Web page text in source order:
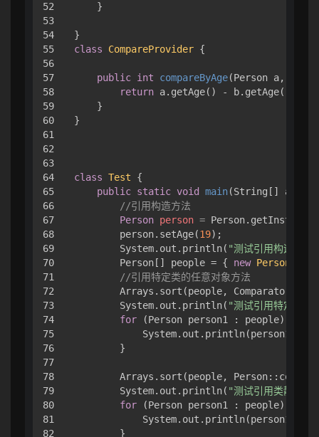
52
53
54
55
56
57
58
59
60
61
62
63
64
65
66
67
68
69
70
71
72
73
74
75
76
77
78
79
80
81
82
    }
class
CompareProvider {
public int compareByAge(Person a,
return a.getAge() - b.getAge();
    }
}
class Test {
public static void main(String[] args)
//引用构造方法
Person person =
        person.setAge(
19);
        System.out.println(
"测试引用构造方法
        Person[] people = {
new Person
//引用特定类的任意对象方法
Arrays.sort(people,
        System.out.println(
"测试引用特定类的
for (Person person1 : people) {
            System.out.println(person1);
        }
Arrays.sort(people,
        System.out.println(
"测试引用类静态方
for (Person person1 : people) {
            System.out.println(person1);
        }